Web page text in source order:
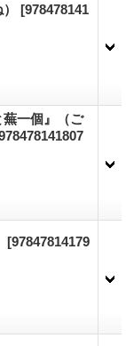
[978478141
一個』（ご
[97847814179